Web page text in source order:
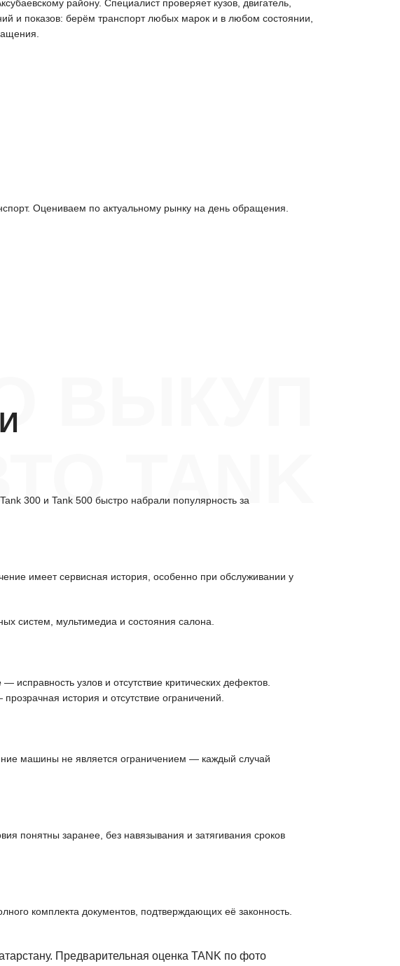
району. Специалист проверяет кузов, двигатель,
и показов: берём транспорт любых марок и в любом состоянии,
Оцениваем по актуальному рынку на день обращения.
ВЫКУП
TANK
300 и Tank 500 быстро набрали популярность за
имеет сервисная история, особенно при обслуживании у
систем, мультимедиа и состояния салона.
— исправность узлов и отсутствие критических дефектов.
история и отсутствие ограничений.
машины не является ограничением — каждый случай
понятны заранее, без навязывания и затягивания сроков
комплекта документов, подтверждающих её законность.
Предварительная оценка TANK по фото